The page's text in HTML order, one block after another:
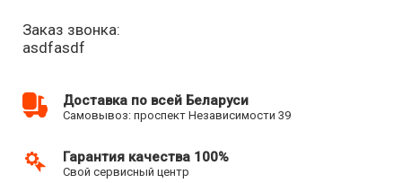
Заказ звонка:
asdfasdf
Доставка по всей Беларуси
Самовывоз: проспект Независимости 39
Гарантия качества 100%
Свой сервисный центр